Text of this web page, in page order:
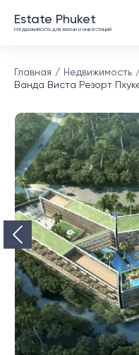
Estate Phuket
Недвижимость для жизни и инвестиций
Главная
Недвижимость
Ванда Виста Резорт